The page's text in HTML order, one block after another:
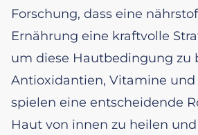
Forschung, dass eine
Ernährung eine kraftvolle
um diese Hautbedingung zu
Antioxidantien, Vitamine und
spielen eine entscheidende
Haut von innen zu heilen